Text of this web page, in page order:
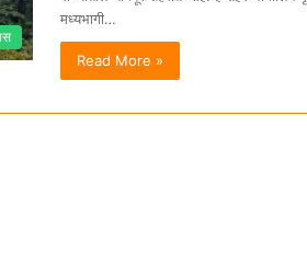
मध्यभागी…
Read More »